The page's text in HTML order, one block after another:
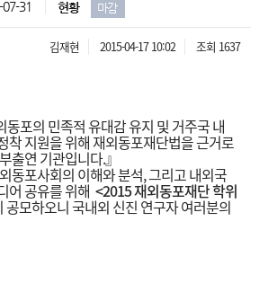
31 현황 마감
김재현 2015-04-17 10:02 조회 1637
포의 민족적 유대감 유지 및 거주국 내
착 지원을 위해 재외동포재단법을 근거로
출연 기관입니다.』
동포사회의 이해와 분석, 그리고 내외국
어 공유를 위해 <2015재외동포재단 학위
공모하오니 국내외 신진 연구자 여러분의